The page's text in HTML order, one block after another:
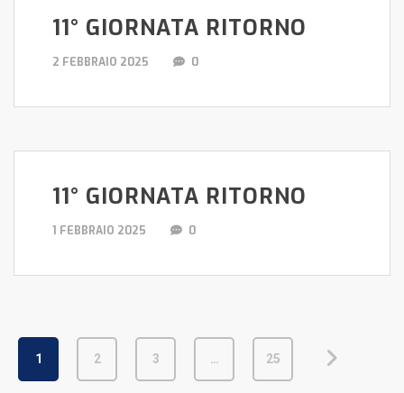
11° GIORNATA RITORNO
2 FEBBRAIO 2025 0
11° GIORNATA RITORNO
1 FEBBRAIO 2025 0
1 2 3 … 25